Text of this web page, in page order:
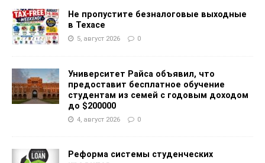
Не пропустите безналоговые выходные
в Техасе
5, август 2026 0
Университет Райса объявил, что
предоставит бесплатное обучение
студентам из семей с годовым доходом
до $200000
4, август 2026 0
Реформа системы студенческих